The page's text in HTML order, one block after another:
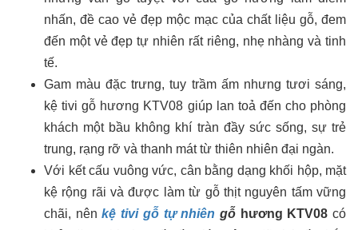
nhấn, đề cao vẻ đẹp mộc mạc của chất liệu gỗ, đem
đến một vẻ đẹp tự nhiên rất riêng, nhẹ nhàng và tinh
tế.
Gam màu đặc trưng, tuy trầm ấm nhưng tươi sáng,
kệ tivi gỗ hương KTV08 giúp lan toả đến cho phòng
khách một bầu không khí tràn đầy sức sống, sự trẻ
trung, rạng rỡ và thanh mát từ thiên nhiên đại ngàn.
Với kết cấu vuông vức, cân bằng dạng khối hộp, mặt
kệ rộng rãi và được làm từ gỗ thịt nguyên tấm vững
chãi, nênkệ tivi gỗ tự nhiên gỗhương KTV08 có